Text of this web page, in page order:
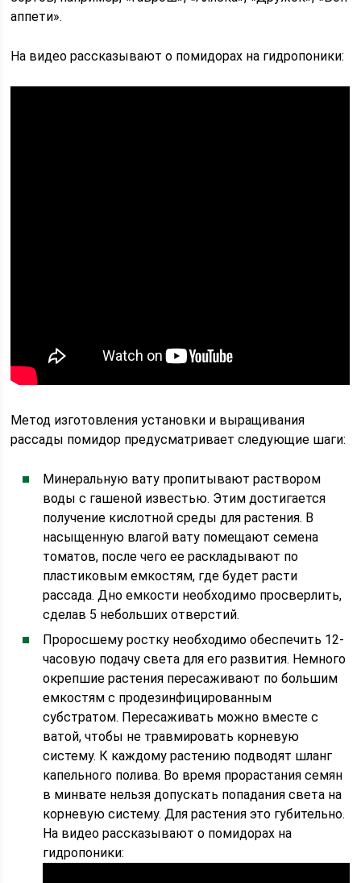
аппети».
На видео рассказывают о помидорах на гидропоники:
Метод изготовления установки и выращивания
рассады помидор предусматривает следующие шаги:
Минеральную вату пропитывают раствором
воды с гашеной известью. Этим достигается
получение кислотной среды для растения. В
насыщенную влагой вату помещают семена
томатов, после чего ее раскладывают по
пластиковым емкостям, где будет расти
рассада. Дно емкости необходимо просверлить,
сделав 5 небольших отверстий.
Проросшему ростку необходимо обеспечить 12-
часовую подачу света для его развития. Немного
окрепшие растения пересаживают по большим
емкостям с продезинфицированным
субстратом. Пересаживать можно вместе с
ватой, чтобы не травмировать корневую
систему. К каждому растению подводят шланг
капельного полива. Во время прорастания семян
в минвате нельзя допускать попадания света на
корневую систему. Для растения это губительно.
На видео рассказывают о помидорах на
гидропоники: